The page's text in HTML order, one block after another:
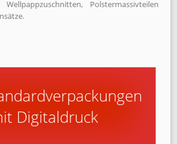
Polster­massiv­teilen
Digitaldruck